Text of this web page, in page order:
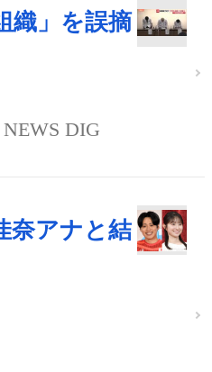
織」を誤摘
DIG
奈アナと結